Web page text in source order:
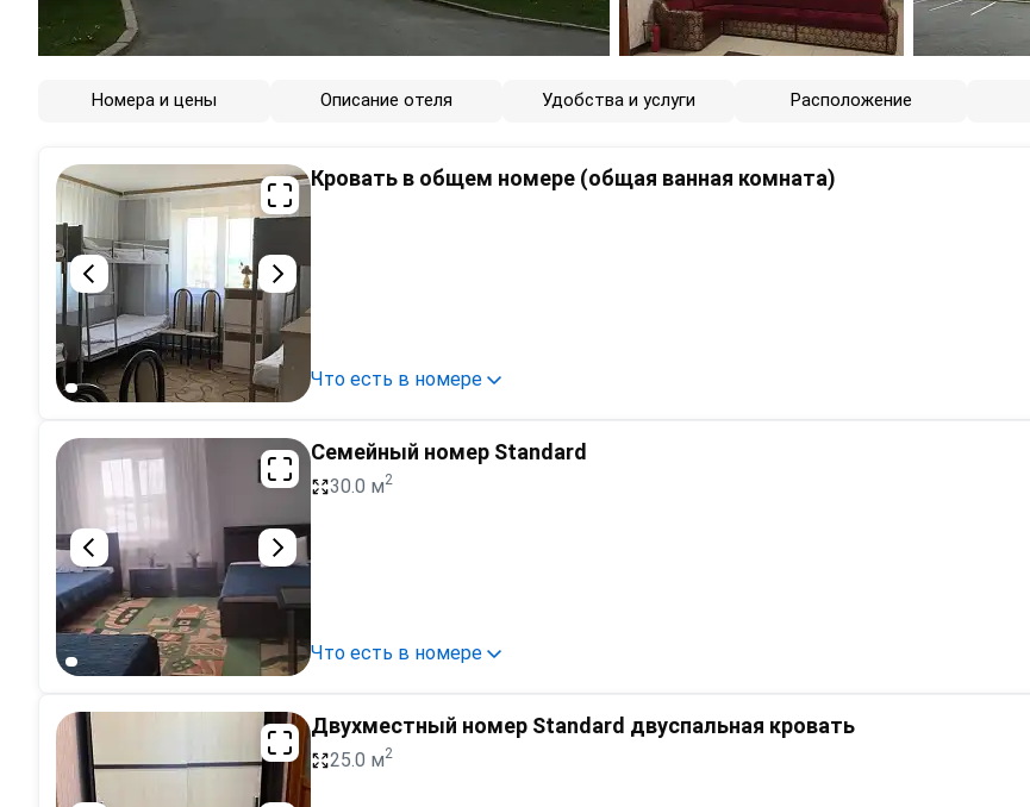
Номера и цены Описание отеля Удобства и услуги Расположение
Кровать в общем номере (общая ванная комната)
Что есть в номере
Семейный номер Standard
30.0 м2
Что есть в номере
Двухместный номер Standard двуспальная кровать
25.0 м2